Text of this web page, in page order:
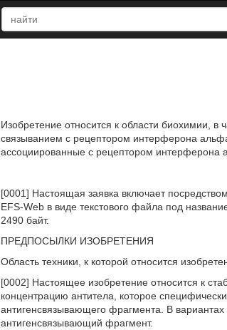
Изобретение относится к области биохимии,
связыванием с рецептором интерферона
ассоциированные с рецептором интерферона
[0001] Настоящая заявка включает
EFS-Web в виде текстового файла под
2490 байт.
ПРЕДПОСЫЛКИ ИЗОБРЕТЕНИЯ
Область техники, к которой относится
[0002] Настоящее изобретение относится к
концентрацию антитела, которое
антигенсвязывающего фрагмента. В
антигенсвязывающий фрагмент.